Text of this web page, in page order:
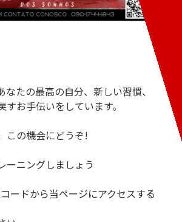
なたの最高の自分、新しい習慣、
お手伝いをしています。
この機会にどうぞ!
ーニングしましょう
ードから当ページにアクセスする